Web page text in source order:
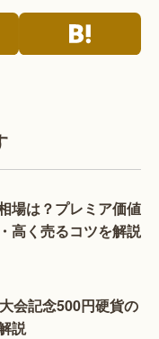
場は？プレミア価値
高く売るコツを解説
会記念500円硬貨の
説